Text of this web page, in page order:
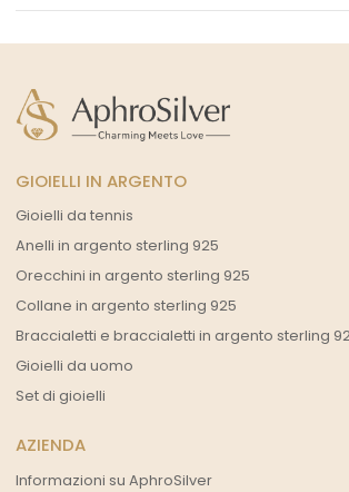
GIOIELLI IN ARGENTO
Gioielli da tennis
Anelli in argento sterling 925
Orecchini in argento sterling 925
Collane in argento sterling 925
Braccialetti e braccialetti in argento sterling
Gioielli da uomo
Set di gioielli
AZIENDA
Informazioni su AphroSilver